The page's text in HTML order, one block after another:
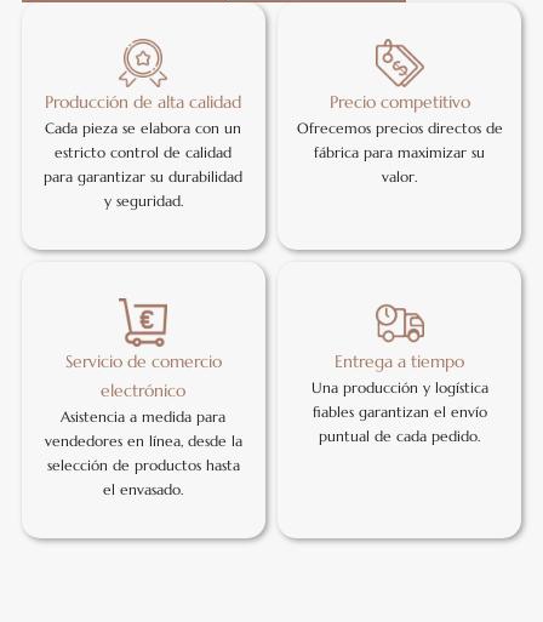
Producción de alta calidad
Cada pieza se elabora con un
estricto control de calidad
para garantizar su durabilidad
y seguridad.
Precio competitivo
Ofrecemos precios directos de
fábrica para maximizar su
valor.
Servicio de comercio
electrónico
Asistencia a medida para
vendedores en línea, desde la
selección de productos hasta
el envasado.
Entrega a tiempo
Una producción y logística
fiables garantizan el envío
puntual de cada pedido.